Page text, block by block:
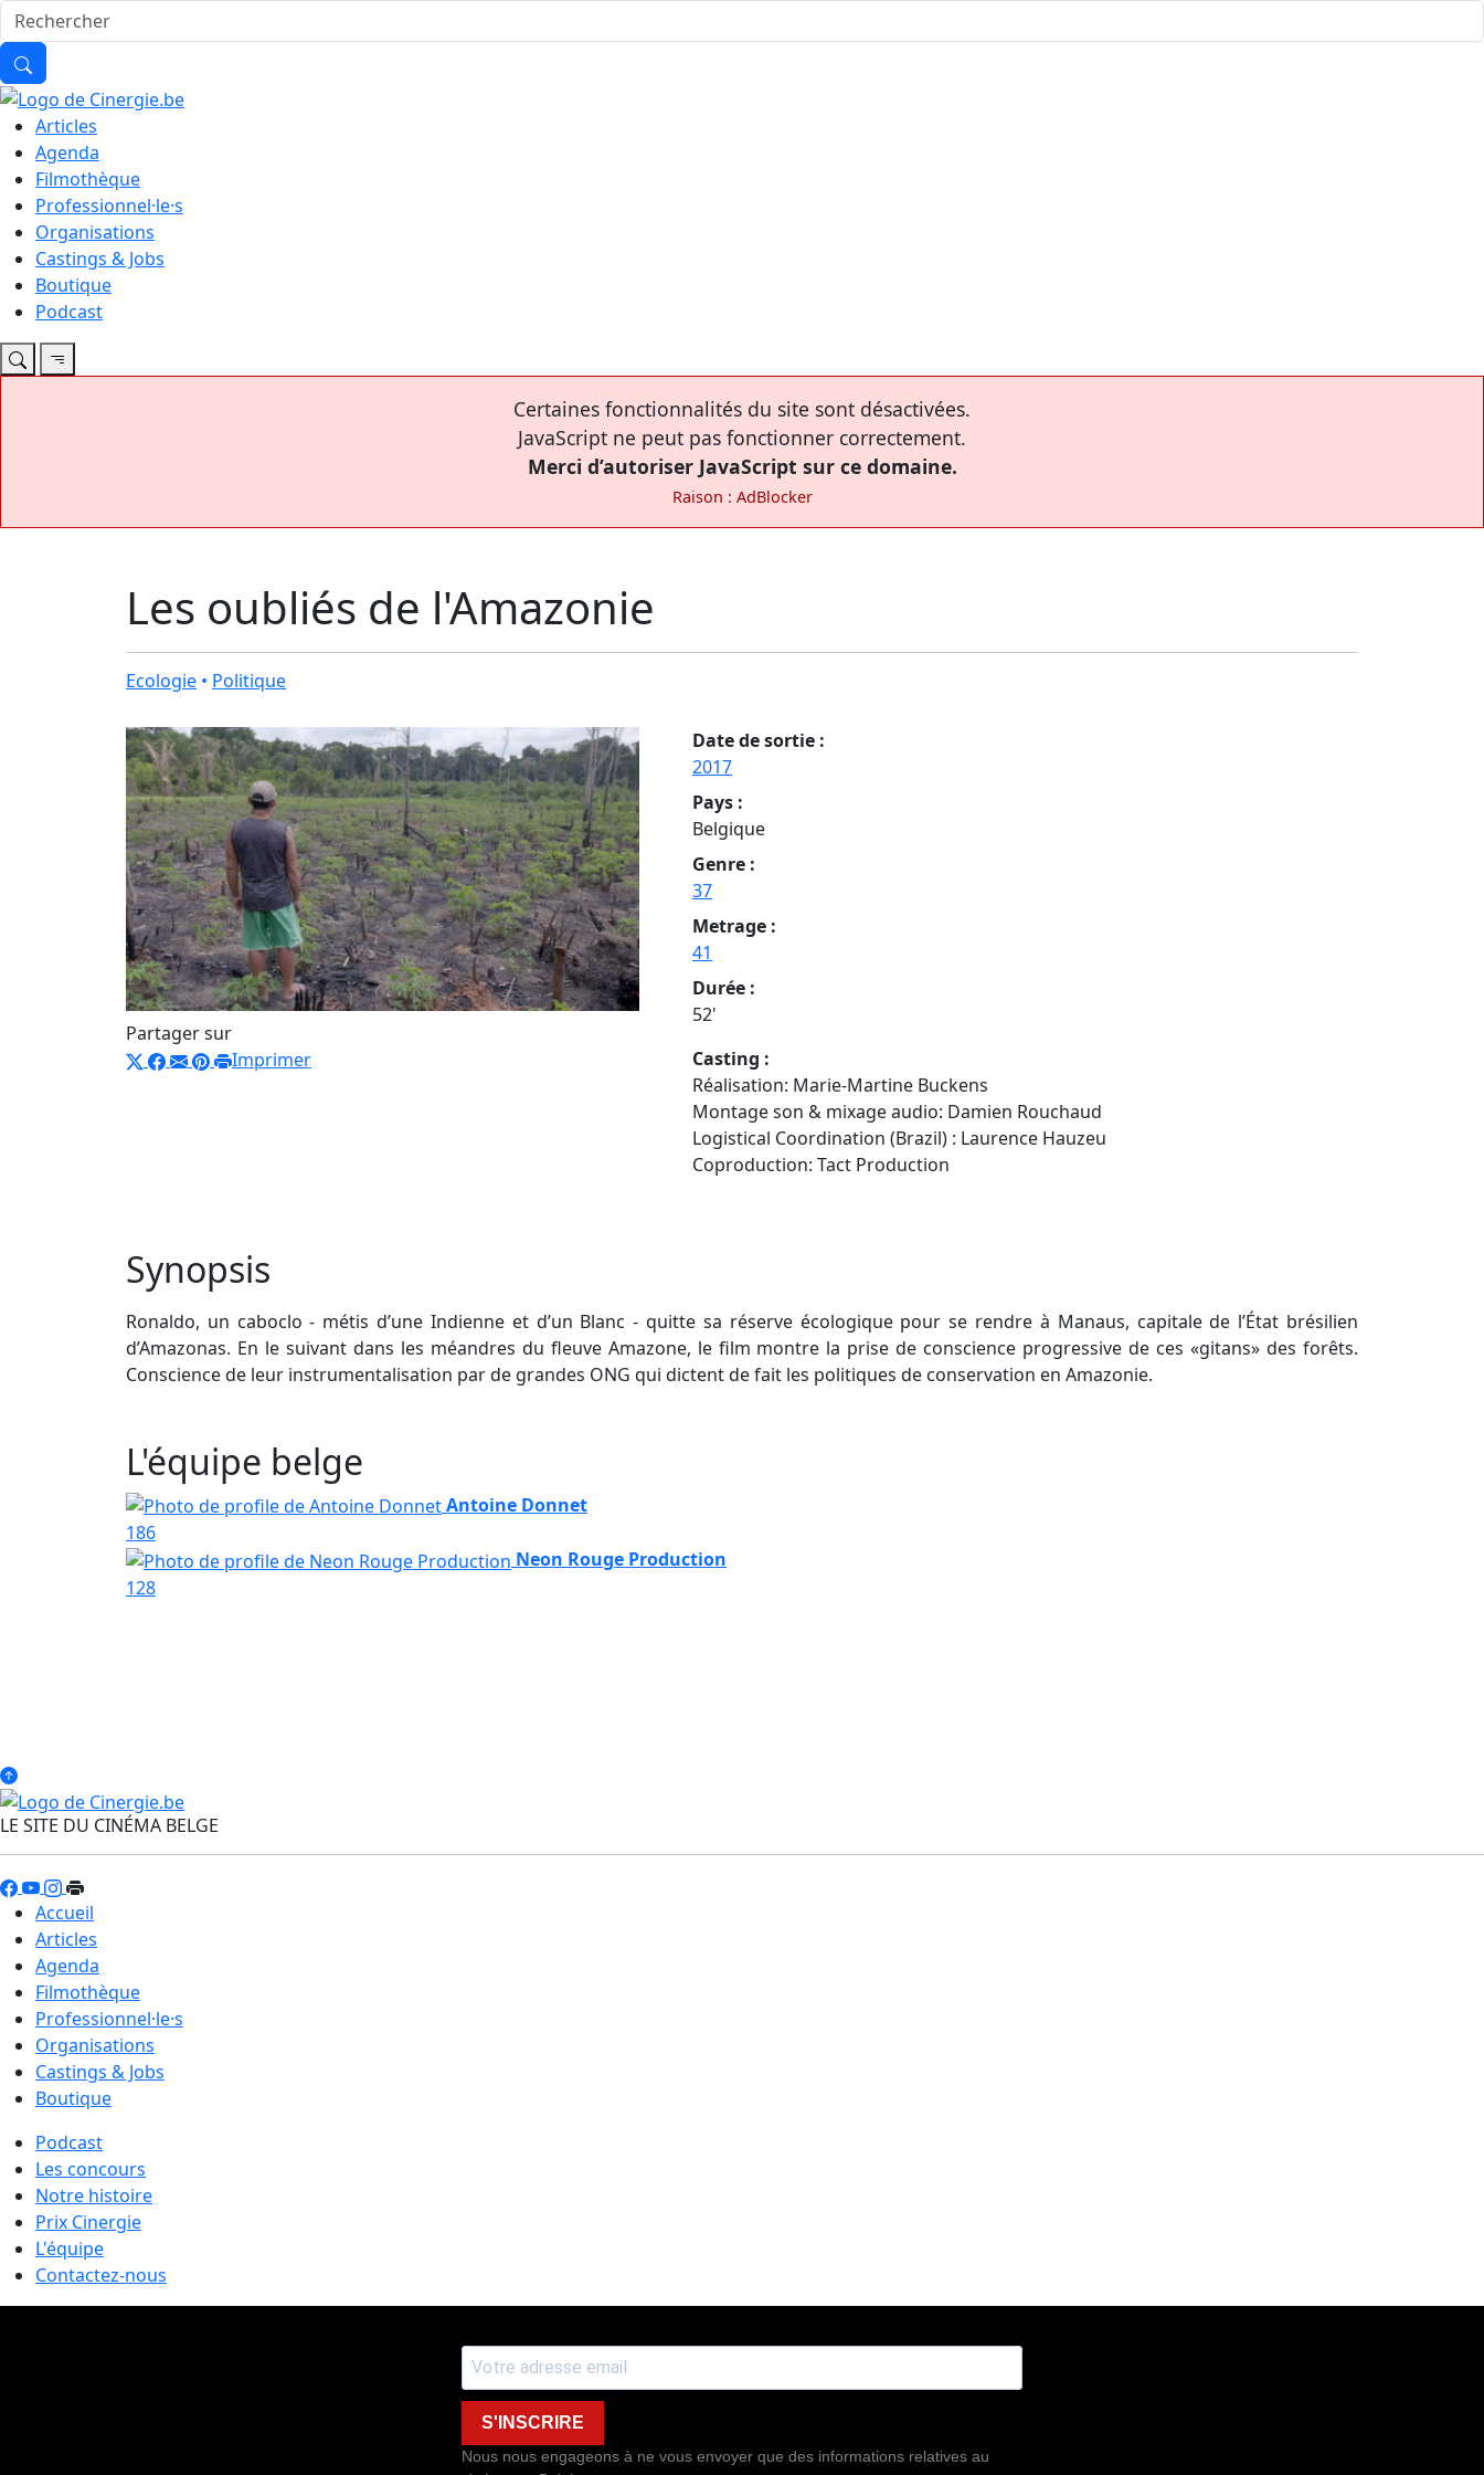
Articles
Agenda
Filmothèque
Professionnel·le·s
Organisations
Castings & Jobs
Boutique
Podcast
Certaines fonctionnalités du site sont désactivées.
JavaScript ne peut pas fonctionner correctement.
Merci d’autoriser JavaScript sur ce domaine.
Raison : AdBlocker
Les oubliés de l'Amazonie
Ecologie • Politique
Partager sur
Imprimer
Date de sortie :
2017
Pays :
Belgique
Genre :
37
Metrage :
41
Durée :
52'
Casting :
Réalisation: Marie-Martine Buckens
Montage son & mixage audio: Damien Rouchaud
Logistical Coordination (Brazil) : Laurence Hauzeu
Coproduction: Tact Production
Synopsis
Ronaldo, un caboclo - métis d’une Indienne et d’un Blanc - quitte sa réserve écologique pour se rendre à Manaus, capitale de l’État brésilien
d’Amazonas. En le suivant dans les méandres du fleuve Amazone, le film montre la prise de conscience progressive de ces «gitans» des forêts.
Conscience de leur instrumentalisation par de grandes ONG qui dictent de fait les politiques de conservation en Amazonie.
L'équipe belge
Antoine Donnet
186
Neon Rouge Production
128
LE SITE DU CINÉMA BELGE
Accueil
Articles
Agenda
Filmothèque
Professionnel·le·s
Organisations
Castings & Jobs
Boutique
Podcast
Les concours
Notre histoire
Prix Cinergie
L'équipe
Contactez-nous
S'INSCRIRE
Nous nous engageons à ne vous envoyer que des informations relatives au